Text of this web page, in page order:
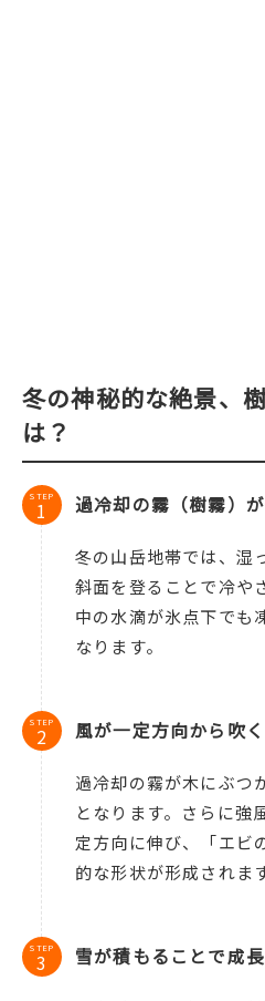
冬の神秘的な絶景、
は？
STEP 過冷却の霧（樹霧）
冬の山岳地帯では、湿
斜面を登ることで冷や
中の水滴が氷点下でも
なります。
STEP 風が一定方向から吹
過冷却の霧が木にぶつ
となります。さらに強
定方向に伸び、「エビ
的な形状が形成されます
STEP 雪が積もることで成